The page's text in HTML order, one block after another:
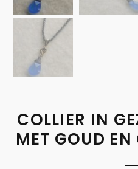
COLLIER IN
MET GOUD